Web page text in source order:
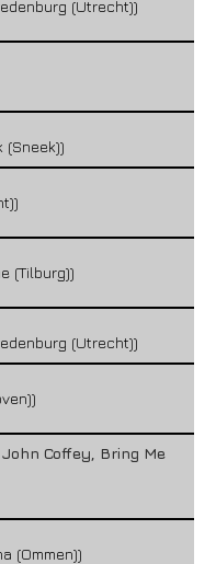
(Utrecht))
(Sneek))
(Tilburg))
(Utrecht))
Coffey, Bring Me
(Ommen))